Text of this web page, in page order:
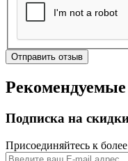
Отправить отзыв
Подписка на
Присоединяйтесь к